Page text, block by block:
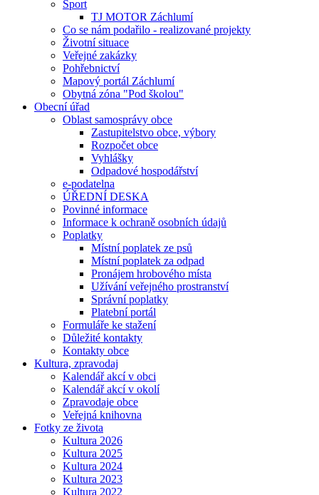
Sport
TJ MOTOR Záchlumí
Co se nám podařilo - realizované projekty
Životní situace
Veřejné zakázky
Pohřebnictví
Mapový portál Záchlumí
Obytná zóna "Pod školou"
Obecní úřad
Oblast samosprávy obce
Zastupitelstvo obce, výbory
Rozpočet obce
Vyhlášky
Odpadové hospodářství
e-podatelna
ÚŘEDNÍ DESKA
Povinné informace
Informace k ochraně osobních údajů
Poplatky
Místní poplatek ze psů
Místní poplatek za odpad
Pronájem hrobového místa
Užívání veřejného prostranství
Správní poplatky
Platební portál
Formuláře ke stažení
Důležité kontakty
Kontakty obce
Kultura, zpravodaj
Kalendář akcí v obci
Kalendář akcí v okolí
Zpravodaje obce
Veřejná knihovna
Fotky ze života
Kultura 2026
Kultura 2025
Kultura 2024
Kultura 2023
Kultura 2022